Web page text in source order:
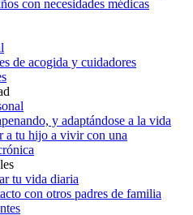
con necesidades médicas
de acogida y cuidadores
y adaptándose a la vida
a tu hijo a vivir con una
tu vida diaria
con otros padres de familia